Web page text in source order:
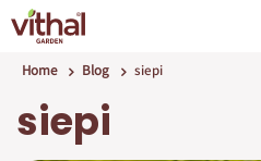
Home Blog siepi
siepi